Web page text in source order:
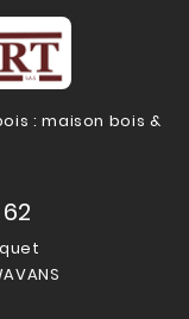
: maison bois &